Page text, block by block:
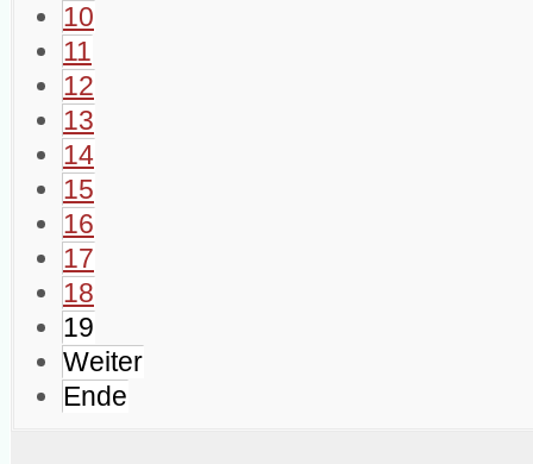
10
11
12
13
14
15
16
17
18
19
Weiter
Ende